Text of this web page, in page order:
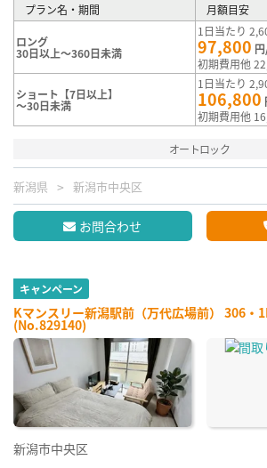
プラン名・期間 月額目安
ロング
30日以上～360日未満
1日当たり
97,800
初期費用他
ショート【7日以上】
～30日未満
1日当たり
106,800
初期費用他
オートロック
新潟県 新潟市中央区
お問合わせ
キャンペーン
Kマンスリー新潟駅前（万代広場前） 306・
(No.829140)
新潟市中央区